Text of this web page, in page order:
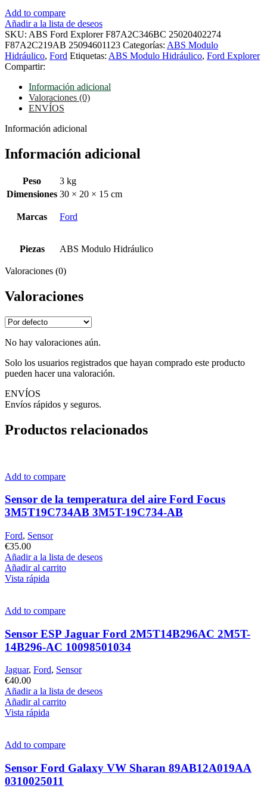
Add to compare
Añadir a la lista de deseos
SKU: ABS Ford Explorer F87A2C346BC 25020402274
F87A2C219AB 25094601123 Categorías: ABS Modulo
Hidráulico, Ford Etiquetas: ABS Modulo Hidráulico, Ford Explorer
Compartir:
Información adicional
Valoraciones (0)
ENVÍOS
Información adicional
Información adicional
Peso
3 kg
Dimensiones 30 × 20 × 15 cm
Marcas Ford
Piezas ABS Modulo Hidráulico
Valoraciones (0)
Valoraciones
No hay valoraciones aún.
Solo los usuarios registrados que hayan comprado este producto
pueden hacer una valoración.
ENVÍOS
Envíos rápidos y seguros.
Productos relacionados
Add to compare
Sensor de la temperatura del aire Ford Focus
3M5T19C734AB 3M5T-19C734-AB
Ford, Sensor
€35.00
Añadir a la lista de deseos
Añadir al carrito
Vista rápida
Add to compare
Sensor ESP Jaguar Ford 2M5T14B296AC 2M5T-
14B296-AC 10098501034
Jaguar, Ford, Sensor
€40.00
Añadir a la lista de deseos
Añadir al carrito
Vista rápida
Add to compare
Sensor Ford Galaxy VW Sharan 89AB12A019AA
0310025011